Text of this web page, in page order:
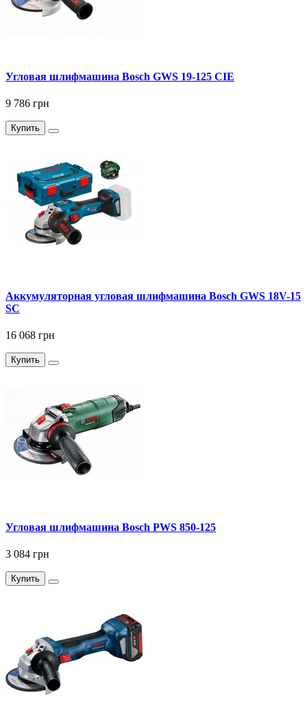
Угловая шлифмашина Bosch GWS 19-125 CIE
9 786 грн
Купить
Аккумуляторная угловая шлифмашина Bosch GWS 18V-15
SC
16 068 грн
Купить
Угловая шлифмашина Bosch PWS 850-125
3 084 грн
Купить